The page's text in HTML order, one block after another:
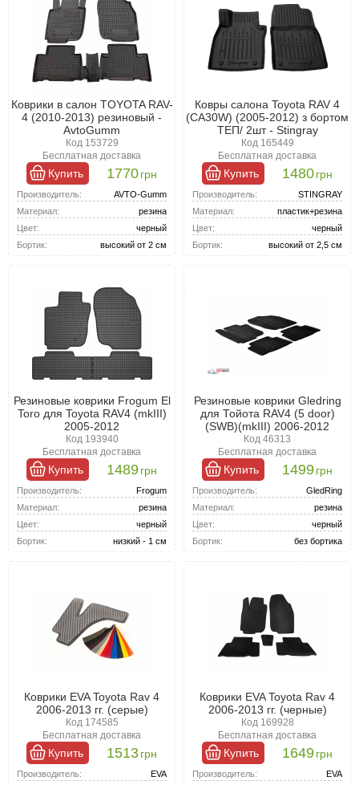
Коврики в салон TOYOTA RAV-
4 (2010-2013) резиновый -
AvtoGumm
Код 153729
Бесплатная доставка
Купить 1770грн
Производитель:
AVTO-Gumm
Материал:
резина
Цвет:
черный
Бортик:
высокий от 2 см
Ковры салона Toyota RAV 4
(CA30W) (2005-2012) з бортом
ТЕП/ 2шт - Stingray
Код 165449
Бесплатная доставка
Купить 1480грн
Производитель:
STINGRAY
Материал:
пластик+резина
Цвет:
черный
Бортик:
высокий от 2,5 см
Резиновые коврики Frogum El
Toro для Toyota RAV4 (mkIII)
2005-2012
Код 193940
Бесплатная доставка
Купить 1489грн
Производитель:
Frogum
Материал:
резина
Цвет:
черный
Бортик:
низкий - 1 см
Резиновые коврики Gledring
для Тойота RAV4 (5 door)
(SWB)(mkIII) 2006-2012
Код 46313
Бесплатная доставка
Купить 1499грн
Производитель:
GledRing
Материал:
резина
Цвет:
черный
Бортик:
без бортика
Коврики EVA Toyota Rav 4
2006-2013 гг. (серые)
Код 174585
Бесплатная доставка
Купить 1513грн
Производитель:
EVA
Коврики EVA Toyota Rav 4
2006-2013 гг. (черные)
Код 169928
Бесплатная доставка
Купить 1649грн
Производитель:
EVA